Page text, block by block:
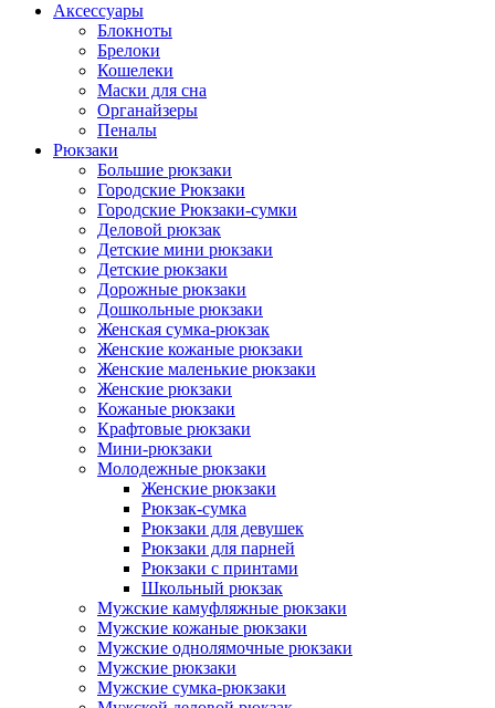
Аксессуары
Блокноты
Брелоки
Кошелеки
Маски для сна
Органайзеры
Пеналы
Рюкзаки
Большие рюкзаки
Городские Рюкзаки
Городские Рюкзаки-сумки
Деловой рюкзак
Детские мини рюкзаки
Детские рюкзаки
Дорожные рюкзаки
Дошкольные рюкзаки
Женская сумка-рюкзак
Женские кожаные рюкзаки
Женские маленькие рюкзаки
Женские рюкзаки
Кожаные рюкзаки
Крафтовые рюкзаки
Мини-рюкзаки
Молодежные рюкзаки
Женские рюкзаки
Рюкзак-сумка
Рюкзаки для девушек
Рюкзаки для парней
Рюкзаки с принтами
Школьный рюкзак
Мужские камуфляжные рюкзаки
Мужские кожаные рюкзаки
Мужские однолямочные рюкзаки
Мужские рюкзаки
Мужские сумка-рюкзаки